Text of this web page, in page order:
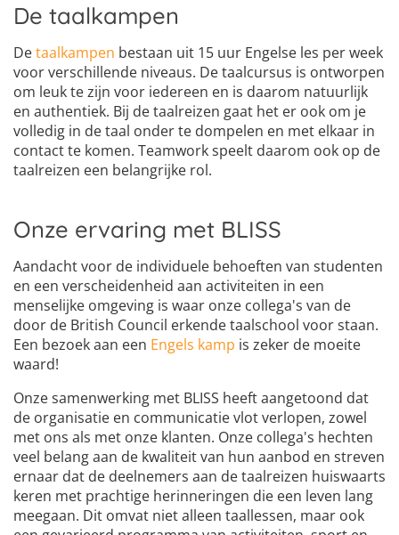
De taalkampen
Detaalkampen bestaan uit 15 uur Engelse les per week
voor verschillende niveaus. De taalcursus is ontworpen
om leuk te zijn voor iedereen en is daarom natuurlijk
en authentiek. Bij de taalreizen gaat het er ook om je
volledig in de taal onder te dompelen en met elkaar in
contact te komen. Teamwork speelt daarom ook op de
taalreizen een belangrijke rol.
Onze ervaring met BLISS
Aandacht voor de individuele behoeften van studenten
en een verscheidenheid aan activiteiten in een
menselijke omgeving is waar onze collega's van de
door de British Council erkende taalschool voor staan.
Een bezoek aan een Engels kamp is zeker de moeite
waard!
Onze samenwerking met BLISS heeft aangetoond dat
de organisatie en communicatie vlot verlopen, zowel
met ons als met onze klanten. Onze collega's hechten
veel belang aan de kwaliteit van hun aanbod en streven
ernaar dat de deelnemers aan de taalreizen huiswaarts
keren met prachtige herinneringen die een leven lang
meegaan. Dit omvat niet alleen taallessen, maar ook